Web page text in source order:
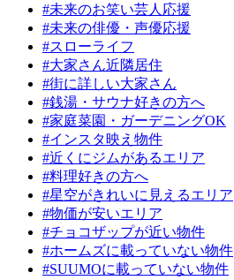
#未来のお笑い芸人応援
#未来の俳優・声優応援
#スローライフ
#大家さん近隣居住
#街に詳しい大家さん
#銭湯・サウナ好きの方へ
#家庭菜園・ガーデニングOK
#インスタ映え物件
#近くにジムがあるエリア
#料理好きの方へ
#星空がきれいに見えるエリア
#物価が安いエリア
#チョコザップが近い物件
#ホームズに載っていない物件
#SUUMOに載っていない物件